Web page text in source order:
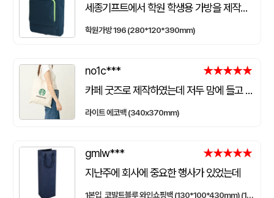
세종기프트에서 학원 학생용 가방을 제작했는데 전체적으로 아주 만족스럽습니다. 가방 크기가 넉넉해서 교재와 학용품을 넣기 좋고, 원단과 지퍼도 탄탄해서 아이들이 매일 사용하기에 실용적입니다. 특히 학원 로고와 문구 인쇄가 선명하고 깔끔하게 나와서 실제로 받아보니 기대했던 것보다 훨씬 고급스러웠습니다. 제작 과정에서도 요청사항을 잘 반영해 주셨고 완성도도 좋아 다음 단체 제작 때도 다시 이용하고 싶습니다.
학원가방 196 (280*120*390mm)
no1c*** ★★★★★
★★★★★
카페 굿즈로 제작하였는데 저두 맘에 들고 손님들도 맘에 들어하세요. 저두 매일 들고 다니는데 탄탄해서 좋아요.가격도 맘에 들어서 벌써 3번째 주문했어요.진행 과정에 있어서도 상담 직원분들 세심하고 친절하세요.
라이트 에코백 (340x370mm)
gmlw*** ★★★★★
★★★★★
지난주에 회사에 중요한 행사가 있었는데
급하게 사용하게되어 문의 드렸더니
1본입_코발트블루 와인쇼핑백 (130*100*430mm) (1묶음:50개)